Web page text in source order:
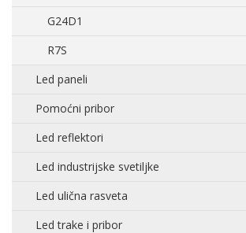
G24D1
R7S
Led paneli
Pomoćni pribor
Led reflektori
Led industrijske svetiljke
Led ulična rasveta
Led trake i pribor